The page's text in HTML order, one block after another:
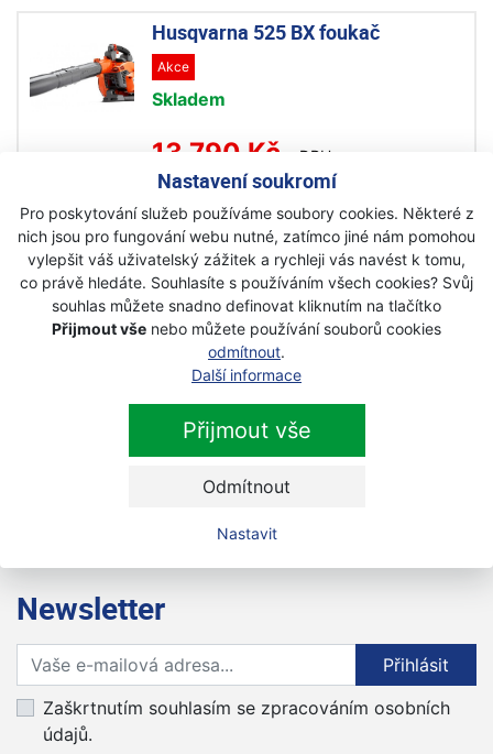
Nastavení soukromí
Pro poskytování služeb používáme soubory cookies. Některé z
nich jsou pro fungování webu nutné, zatímco jiné nám pomohou
vylepšit váš uživatelský zážitek a rychleji vás navést k tomu,
co právě hledáte. Souhlasíte s používáním všech cookies? Svůj
souhlas můžete snadno definovat kliknutím na tlačítko
Přijmout vše nebo můžete používání souborů cookies
odmítnout.
Další informace
Přijmout vše
Odmítnout
Nastavit
Husqvarna 525 BX foukač
Akce
Skladem
13 790 Kč s DPH
Husqvarna 350 BT foukač zádový
Na objednávku
15 499 Kč s DPH
Husqvarna 580 BTS foukač
Skladem
28 990 Kč
Newsletter
Přihlaste se k odběru novinek
Přihlásit
Zaškrtnutím souhlasím se zpracováním osobních
údajů.